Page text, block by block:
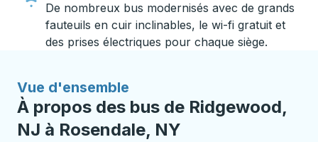
De nombreux bus modernisés avec de grands
fauteuils en cuir inclinables, le wi-fi gratuit et
des prises électriques pour chaque siège.
Vue d'ensemble
À propos des bus de Ridgewood,
NJ à Rosendale, NY